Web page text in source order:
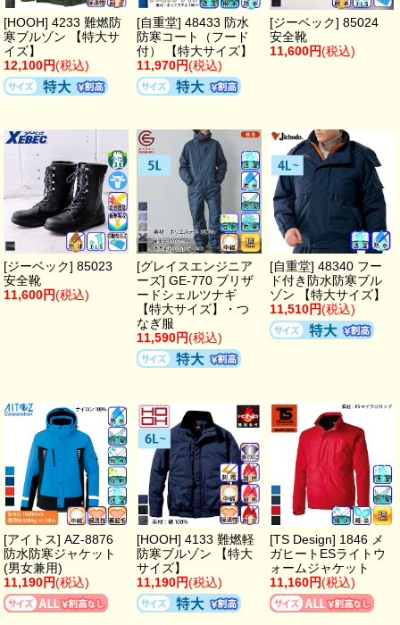
[HOOH] 4233 難燃防
寒ブルゾン 【特大サ
イズ】
12,100円(税込)
[自重堂] 48433 防水
防寒コート（フード
付） 【特大サイズ】
11,970円(税込)
[ジーベック] 85024
安全靴
11,600円(税込)
[ジーベック] 85023
安全靴
11,600円(税込)
[グレイスエンジニア
ーズ] GE-770 ブリザ
ードシェルツナギ
【特大サイズ】・つ
なぎ服
11,590円(税込)
[自重堂] 48340 フー
ド付き防水防寒ブル
ゾン 【特大サイズ】
11,510円(税込)
[アイトス] AZ-8876
防水防寒ジャケット
(男女兼用)
11,190円(税込)
[HOOH] 4133 難燃軽
防寒ブルゾン 【特大
サイズ】
11,190円(税込)
[TS Design] 1846 メ
ガヒートESライトウ
ォームジャケット
11,160円(税込)